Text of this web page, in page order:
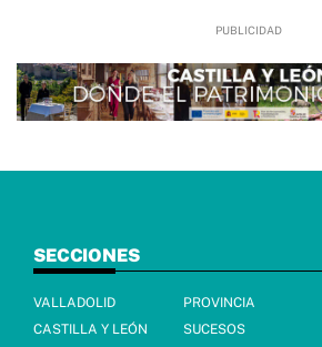
SECCIONES
VALLADOLID
PROVINCIA
CASTILLA Y LEÓN
SUCESOS